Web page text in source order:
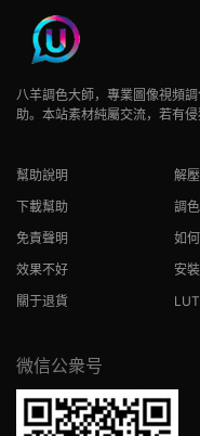
八羊調色大師，專業圖像視頻
助。本站素材純屬交流，若有侵
幫助說明
下載幫助
免責聲明
效果不好
關于退貨
解
調
如
安
微信公衆号